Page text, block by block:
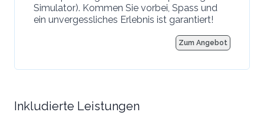
Simulator). Kommen Sie vorbei, Spass und
ein unvergessliches Erlebnis ist garantiert!
Zum Angebot
Inkludierte Leistungen